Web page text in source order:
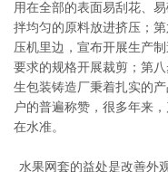
用在全部的表面易刮花、
拌均匀的原料放进挤压；
压机里边，宣布开展生产
要求的规格开展裁剪；第
生包装铸造厂秉着扎实的
户的普遍称赞，很多年来
在水准。
水果网套的益处是改善外